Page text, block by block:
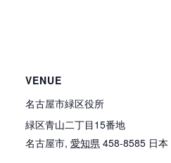
VENUE
名古屋市緑区役所
緑区青山二丁目15番地
名古屋市, 愛知県 458-8585 日本